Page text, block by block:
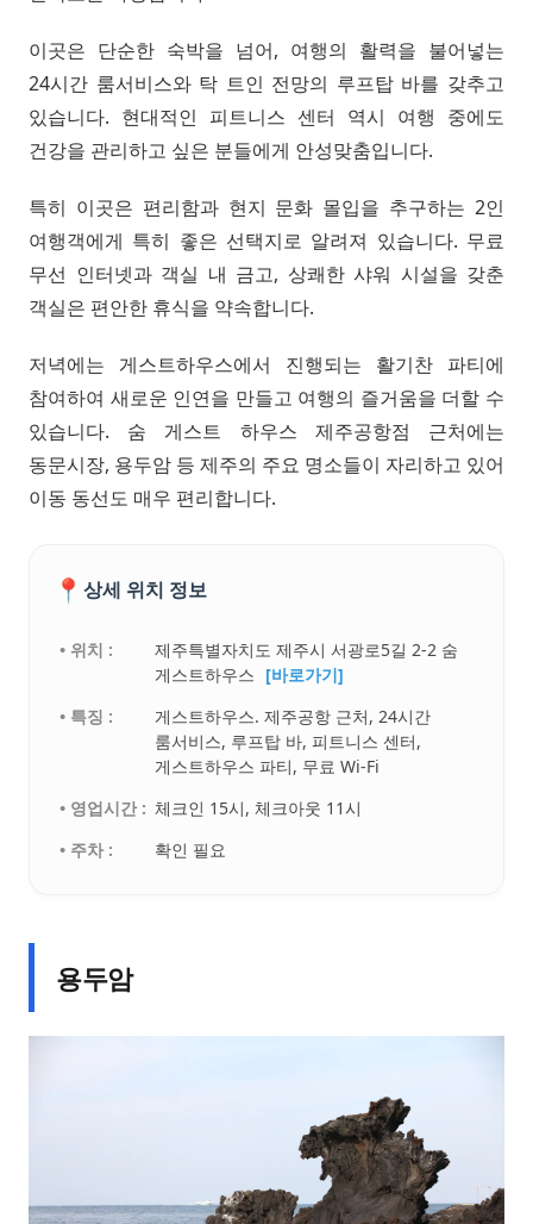
이곳은 단순한 숙박을 넘어, 여행의 활력을 불어넣는
24시간 룸서비스와 탁 트인 전망의 루프탑 바를 갖추고
있습니다. 현대적인 피트니스 센터 역시 여행 중에도
건강을 관리하고 싶은 분들에게 안성맞춤입니다.
특히 이곳은 편리함과 현지 문화 몰입을 추구하는 2인
여행객에게 특히 좋은 선택지로 알려져 있습니다. 무료
무선 인터넷과 객실 내 금고, 상쾌한 샤워 시설을 갖춘
객실은 편안한 휴식을 약속합니다.
저녁에는 게스트하우스에서 진행되는 활기찬 파티에
참여하여 새로운 인연을 만들고 여행의 즐거움을 더할 수
있습니다. 숨 게스트 하우스 제주공항점 근처에는
동문시장, 용두암 등 제주의 주요 명소들이 자리하고 있어
이동 동선도 매우 편리합니다.
📍 상세 위치 정보
• 위치 :
제주특별자치도 제주시 서광로5길 2-2 숨
게스트하우스 [바로가기]
• 특징 :
게스트하우스. 제주공항 근처, 24시간
룸서비스, 루프탑 바, 피트니스 센터,
게스트하우스 파티, 무료 Wi-Fi
• 영업시간 : 체크인 15시, 체크아웃 11시
• 주차 :
확인 필요
용두암